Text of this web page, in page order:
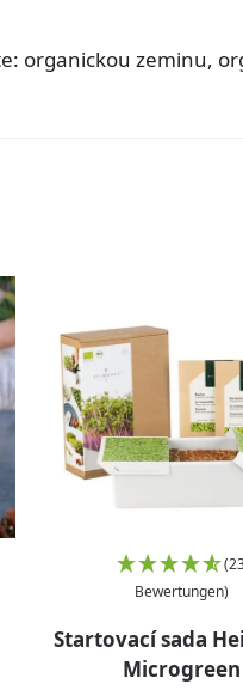
organickou zeminu,
Bewertungen)
Startovací sada
Microgreen